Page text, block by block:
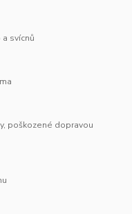
svícnů
poškozené dopravou